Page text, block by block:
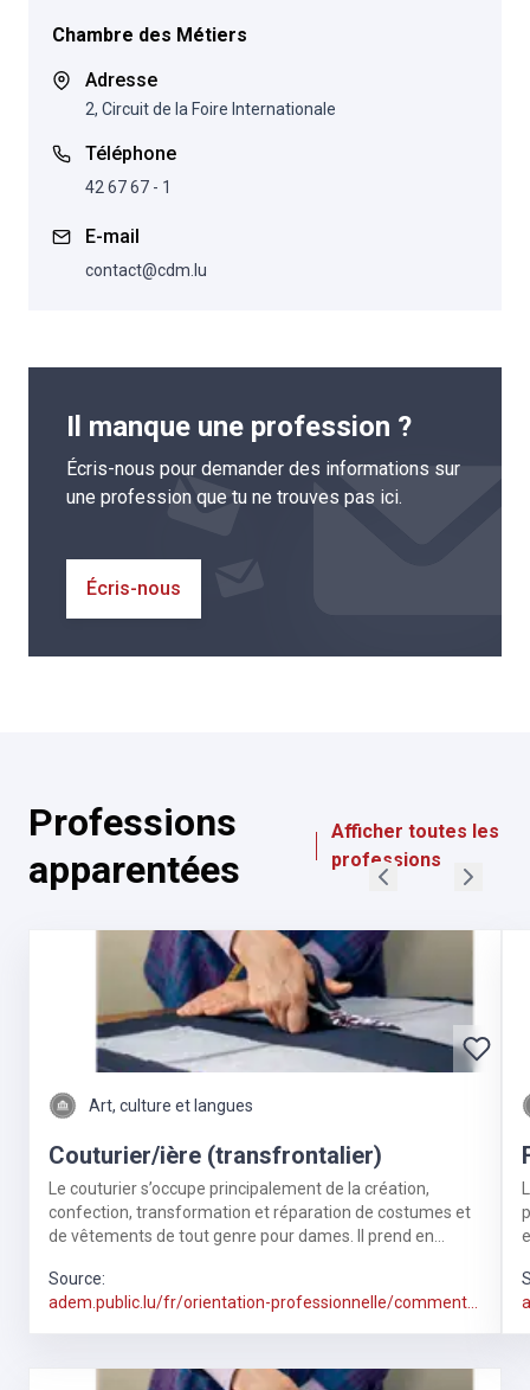
Chambre des Métiers
Adresse
2, Circuit de la Foire Internationale
Téléphone
42 67 67 - 1
E-mail
contact@cdm.lu
Il manque une profession ?
Écris-nous pour demander des informations sur
une profession que tu ne trouves pas ici.
Écris-nous
Professions
apparentées
Afficher toutes les
professions
Art, culture et langues
Couturier/ière (transfrontalier)
Le couturier s’occupe principalement de la création,
confection, transformation et réparation de costumes et
de vêtements de tout genre pour dames. Il prend en
Source:
adem.public.lu/fr/orientation-professionnelle/comment-